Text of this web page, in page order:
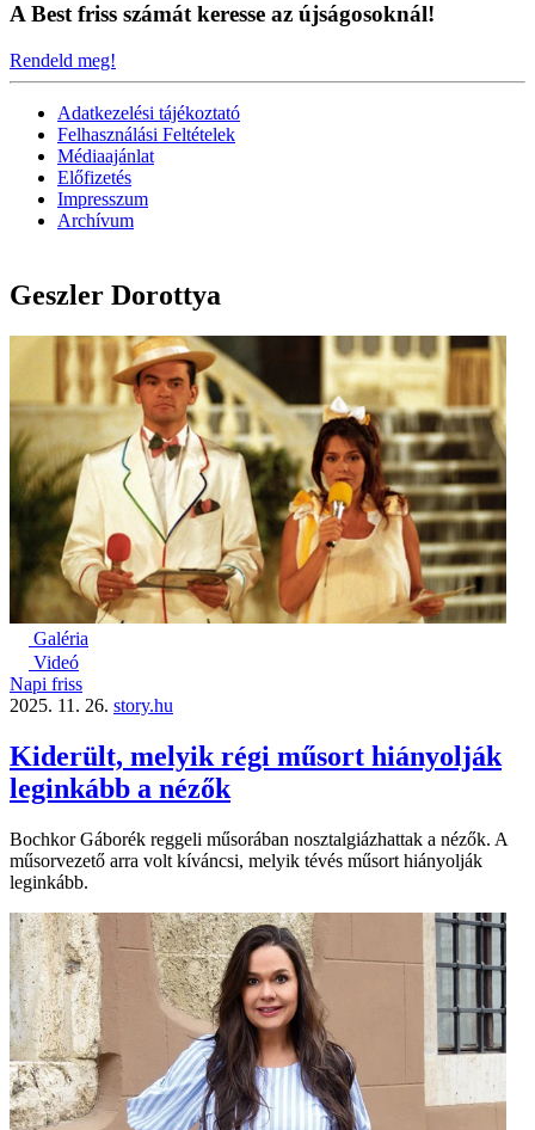
A Best friss számát keresse az újságosoknál!
Rendeld meg!
Adatkezelési tájékoztató
Felhasználási Feltételek
Médiaajánlat
Előfizetés
Impresszum
Archívum
Geszler Dorottya
Galéria
Videó
Napi friss
2025. 11. 26. story.hu
Kiderült, melyik régi műsort hiányolják
leginkább a nézők
Bochkor Gáborék reggeli műsorában nosztalgiázhattak a nézők. A
műsorvezető arra volt kíváncsi, melyik tévés műsort hiányolják
leginkább.